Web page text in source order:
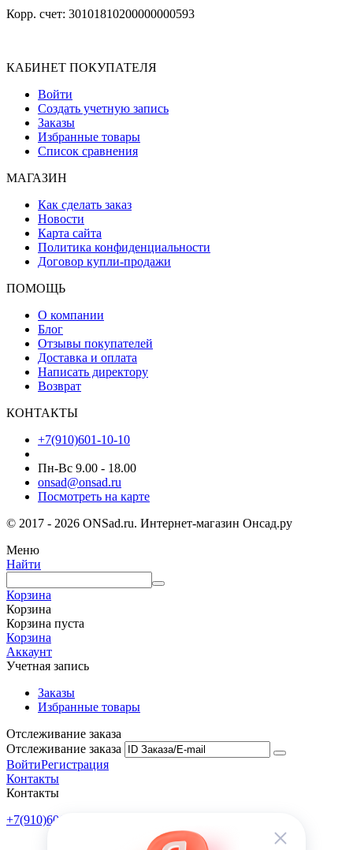
Корр. счет: 30101810200000000593
КАБИНЕТ ПОКУПАТЕЛЯ
Войти
Создать учетную запись
Заказы
Избранные товары
Список сравнения
МАГАЗИН
Как сделать заказ
Новости
Карта сайта
Политика конфиденциальности
Договор купли-продажи
ПОМОЩЬ
О компании
Блог
Отзывы покупателей
Доставка и оплата
Написать директору
Возврат
КОНТАКТЫ
+7(910)601-10-10
Пн-Вс 9.00 - 18.00
onsad@onsad.ru
Посмотреть на карте
© 2017 - 2026 ONSad.ru. Интернет-магазин Онсад.ру
Меню
Найти
Корзина
Корзина
Корзина пуста
Корзина
Аккаунт
Учетная запись
Заказы
Избранные товары
Отслеживание заказа
Отслеживание заказа
ВойтиРегистрация
Контакты
Контакты
+7(910)601-10-10